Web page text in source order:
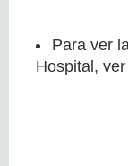
Para ver
Hospital, ver